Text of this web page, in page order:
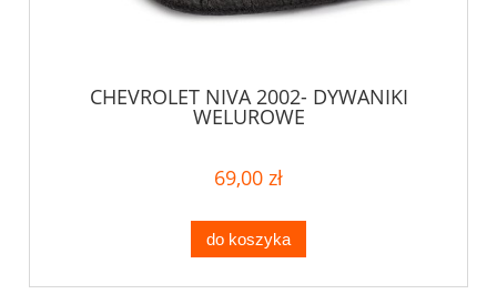
CHEVROLET NIVA 2002- DYWANIKI
WELUROWE
69,00 zł
do koszyka